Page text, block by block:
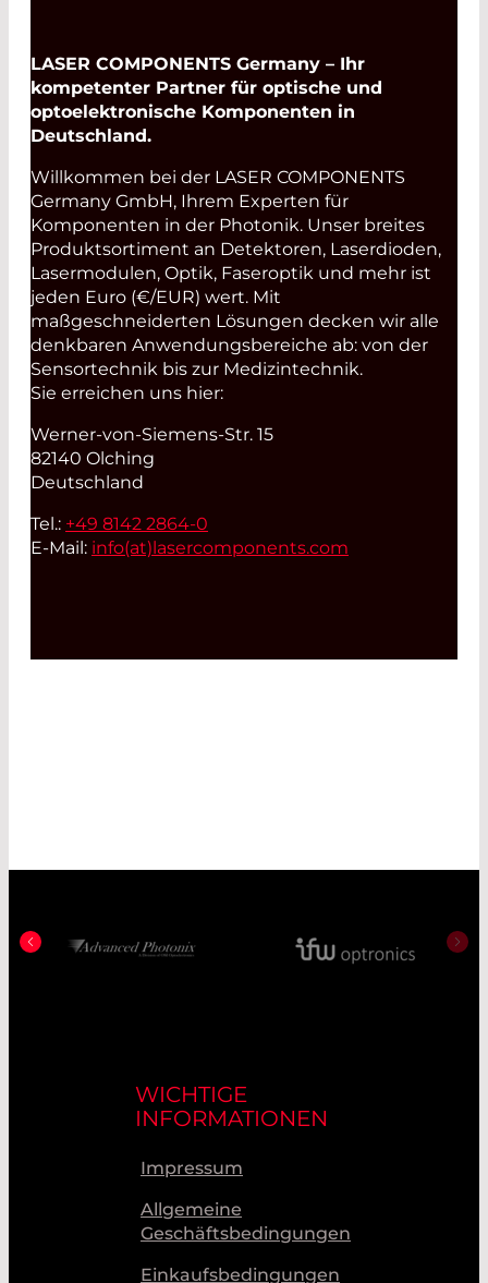
LASER COMPONENTS Germany – Ihr
kompetenter Partner für optische und
optoelektronische Komponenten in
Deutschland.
Willkommen bei der LASER COMPONENTS
Germany GmbH, Ihrem Experten für
Komponenten in der Photonik. Unser breites
Produktsortiment an Detektoren, Laserdioden,
Lasermodulen, Optik, Faseroptik und mehr ist
jeden Euro (€/EUR) wert. Mit
maßgeschneiderten Lösungen decken wir alle
denkbaren Anwendungsbereiche ab: von der
Sensortechnik bis zur Medizintechnik.
Sie erreichen uns hier:
Werner-von-Siemens-Str. 15
82140 Olching
Deutschland
Tel.: +49 8142 2864-0
E-Mail: info(at)lasercomponents.com
WICHTIGE
INFORMATIONEN
Impressum
Allgemeine
Geschäftsbedingungen
Einkaufsbedingungen